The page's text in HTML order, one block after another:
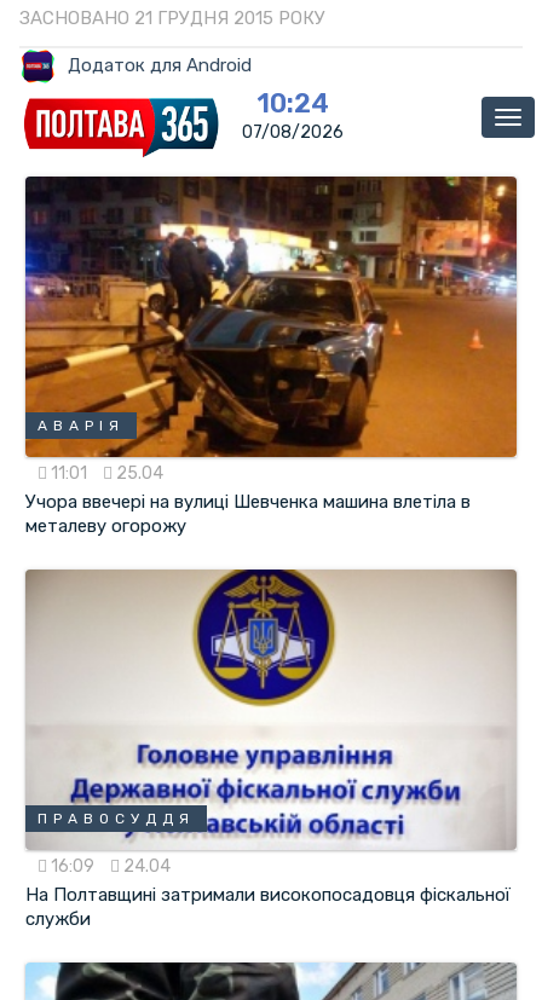
ЗАСНОВАНО 21 ГРУДНЯ 2015 РОКУ
Додаток для Android
10:24
07/08/2026
АВАРІЯ
11:01 25.04
Учора ввечері на вулиці Шевченка машина влетіла в
металеву огорожу
ПРАВОСУДДЯ
16:09 24.04
На Полтавщині затримали високопосадовця фіскальної
служби